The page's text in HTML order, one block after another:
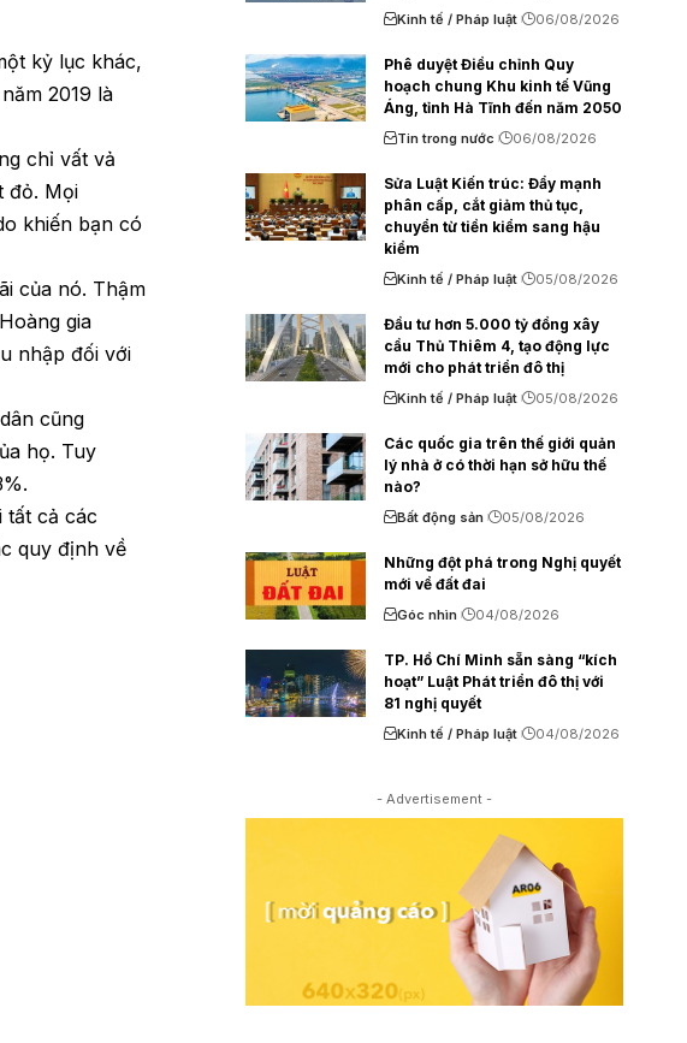
kỷ lục khác,
2019 là
chỉ vất vả
đỏ. Mọi
khiến bạn có
của nó. Thậm
gia
nhập đối với
cũng
họ. Tuy
tất cả các
quy định về
Kinh tế / Pháp luật 06/08/2026
Phê duyệt Điều chỉnh Quy
hoạch chung Khu kinh tế Vũng
Áng, tỉnh Hà Tĩnh đến năm 2050
Tin trong nước 06/08/2026
Sửa Luật Kiến trúc: Đẩy mạnh
phân cấp, cắt giảm thủ tục,
chuyển từ tiền kiểm sang hậu
kiểm
Kinh tế / Pháp luật 05/08/2026
Đầu tư hơn 5.000 tỷ đồng xây
cầu Thủ Thiêm 4, tạo động lực
mới cho phát triển đô thị
Kinh tế / Pháp luật 05/08/2026
Các quốc gia trên thế giới quản
lý nhà ở có thời hạn sở hữu thế
nào?
Bất động sản 05/08/2026
Những đột phá trong Nghị quyết
mới về đất đai
Góc nhìn 04/08/2026
TP. Hồ Chí Minh sẵn sàng “kích
hoạt” Luật Phát triển đô thị với
81 nghị quyết
Kinh tế / Pháp luật 04/08/2026
- Advertisement -